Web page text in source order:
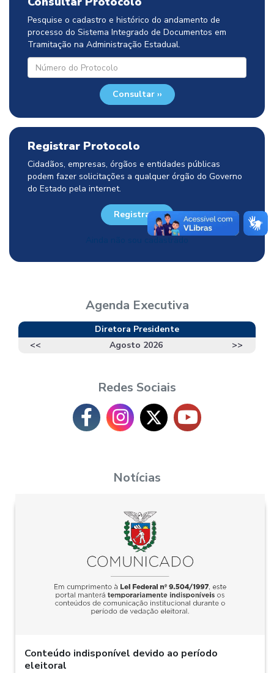
Pesquise o cadastro e histórico do andamento de
processo do Sistema Integrado de Documentos em
Tramitação na Administração Estadual.
Consultar ››
Registrar Protocolo
Cidadãos, empresas, órgãos e entidades públicas
podem fazer solicitações a qualquer órgão do Governo
do Estado pela internet.
Registrar ››
Agenda Executiva
Diretora Presidente
<<
Agosto 2026 >>
Redes Sociais
Notícias
Conteúdo indisponível devido ao período
eleitoral